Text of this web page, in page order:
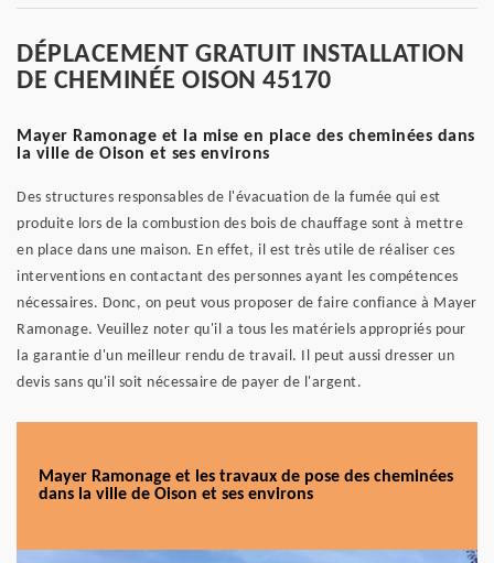
DÉPLACEMENT GRATUIT INSTALLATION
DE CHEMINÉE OISON 45170
Mayer Ramonage et la mise en place des cheminées dans
la ville de Oison et ses environs
Des structures responsables de l'évacuation de la fumée qui est
produite lors de la combustion des bois de chauffage sont à mettre
en place dans une maison. En effet, il est très utile de réaliser ces
interventions en contactant des personnes ayant les compétences
nécessaires. Donc, on peut vous proposer de faire confiance à Mayer
Ramonage. Veuillez noter qu'il a tous les matériels appropriés pour
la garantie d'un meilleur rendu de travail. Il peut aussi dresser un
devis sans qu'il soit nécessaire de payer de l'argent.
Mayer Ramonage et les travaux de pose des cheminées
dans la ville de Oison et ses environs